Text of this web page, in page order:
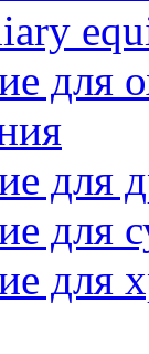
для
для
для
для